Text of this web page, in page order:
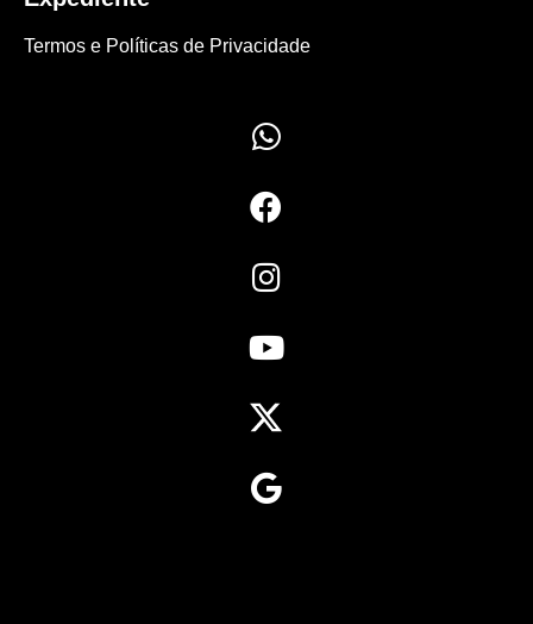
Termos e Políticas de Privacidade